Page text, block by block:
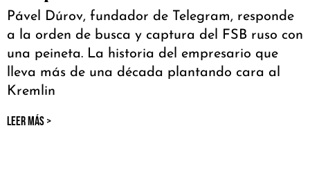
Pável Dúrov, fundador de Telegram, responde
a la orden de busca y captura del FSB ruso con
una peineta. La historia del empresario que
lleva más de una década plantando cara al
Kremlin
LEER MÁS >